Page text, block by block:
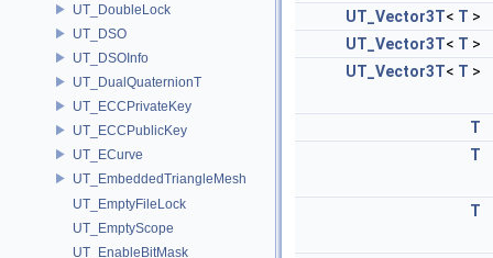
UT_DoubleLock
UT_DSO
UT_DSOInfo
UT_DualQuaternionT
UT_ECCPrivateKey
UT_ECCPublicKey
UT_ECurve
UT_EmbeddedTriangleMesh
UT_EmptyFileLock
UT_EmptyScope
UT_EnableBitMask
UT_Vector3T< T >
UT_Vector3T< T >
UT_Vector3T< T >
T
T
T